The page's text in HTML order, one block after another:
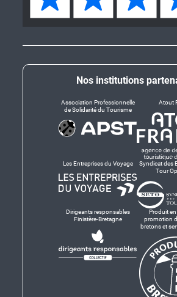
Nos institutions
Association Professionnelle
de Solidarité du Tourisme
Atout
Les Entreprises du Voyage
Syndicat des
Tour
Dirigeants responsables
Finistère-Bretagne
Produit en
promotion
bretons et